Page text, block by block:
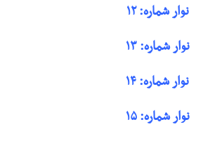
نوار شماره: ۱۲
نوار شماره: ۱۳
نوار شماره: ۱۴
نوار شماره: ۱۵